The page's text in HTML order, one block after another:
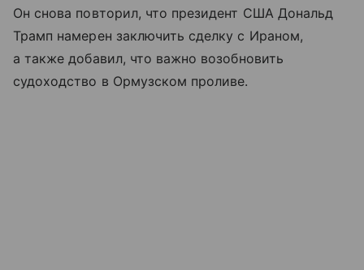
Он снова повторил, что президент США Дональд
Трамп намерен заключить сделку с Ираном,
а также добавил, что важно возобновить
судоходство в Ормузском проливе.